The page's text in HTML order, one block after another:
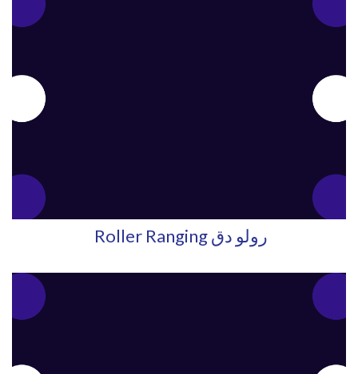
Roller Ranging رولو دق